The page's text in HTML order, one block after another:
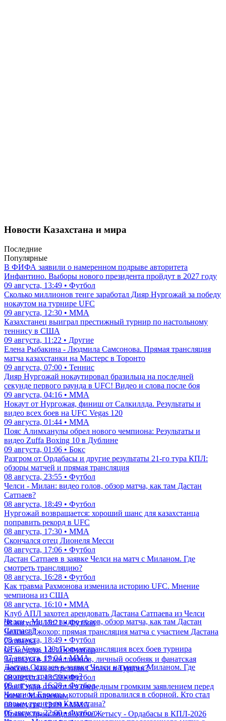
Новости Казахстана и мира
Последние
Популярные
В ФИФА заявили о намеренном подрыве авторитета
Инфантино. Выборы нового президента пройдут в 2027 году
09 августа, 13:49 • Футбол
Сколько миллионов тенге заработал Дияр Нургожай за победу
нокаутом на турнире UFC
09 августа, 12:30 • ММА
Казахстанец выиграл престижный турнир по настольному
теннису в США
09 августа, 11:22 • Другие
Елена Рыбакина - Людмила Самсонова. Прямая трансляция
матча казахстанки на Мастерс в Торонто
09 августа, 07:00 • Теннис
Дияр Нургожай нокаутировал бразильца на последней
секунде первого раунда в UFC! Видео и слова после боя
09 августа, 04:16 • ММА
Нокаут от Нургожая, финиш от Салкиллда. Результаты и
видео всех боев на UFC Vegas 120
09 августа, 01:44 • ММА
Пояс Алимханулы обрел нового чемпиона: Результаты и
видео Zuffa Boxing 10 в Дублине
09 августа, 01:06 • Бокс
Разгром от Ордабасы и другие результаты 21-го тура КПЛ:
обзоры матчей и прямая трансляция
08 августа, 23:55 • Футбол
Челси - Милан: видео голов, обзор матча, как там Дастан
Сатпаев?
08 августа, 18:49 • Футбол
Нургожай возвращается: хороший шанс для казахстанца
поправить рекорд в UFC
08 августа, 17:30 • ММА
Скончался отец Лионеля Месси
08 августа, 17:06 • Футбол
Дастан Сатпаев в заявке Челси на матч с Миланом. Где
смотреть трансляцию?
08 августа, 16:28 • Футбол
Как травма Рахмонова изменила историю UFC. Мнение
чемпиона из США
08 августа, 16:10 • ММА
Клуб АПЛ захотел арендовать Дастана Сатпаева из Челси
08 августа, 15:21 • Футбол
Челси - Джохор: прямая трансляция матча с участием Дастана
Сатпаева
08 августа, 14:30 • Футбол
Зарплата в 17 миллионов, личный особняк и фанатская
любовь. Как встретили Салаха в Турции?
08 августа, 13:59 • Футбол
Иан Гэрри отметился очередным громким заявлением перед
боем с Махачевым
08 августа, 13:09 • ММА
Прямая трансляция матча Жетысу - Ордабасы в КПЛ-2026
Челси - Милан: видео голов, обзор матча, как там Дастан
Сатпаев?
08 августа, 18:49 • Футбол
UFC Vegas 120: Прямая трансляция всех боев турнира
07 августа, 19:04 • ММА
Дастан Сатпаев в заявке Челси на матч с Миланом. Где
смотреть трансляцию?
08 августа, 16:28 • Футбол
Чемпион Европы, который провалился в сборной. Кто стал
новым тренером Казахстана?
06 августа, 22:00 • Футбол